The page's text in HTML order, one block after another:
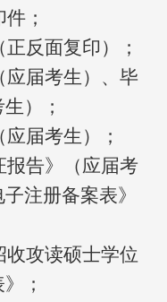
；
反面复印）；
应届考生）、毕
）；
届考生）；
报告》（应届考
注册备案表》
收攻读硕士学位
；